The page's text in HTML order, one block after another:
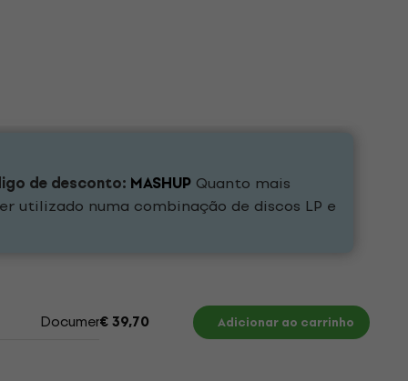
de desconto: MASHUP Quanto mais
utilizado numa combinação de discos LP e
Documentos
€ 39,70 Adicionar ao carrinho